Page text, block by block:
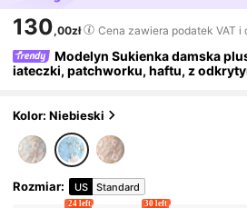
130,00zł Cena zawiera podatek VAT i
Modelyn Sukienka damska
iateczki, patchworku, haftu, z
Kolor: Niebieski
Rozmiar: US Standard
24 left 30 left